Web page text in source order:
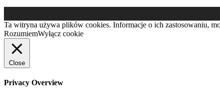
Ta witryna używa plików cookies. Informacje o ich zastosowaniu,
RozumiemWyłącz cookie
Close
Privacy Overview